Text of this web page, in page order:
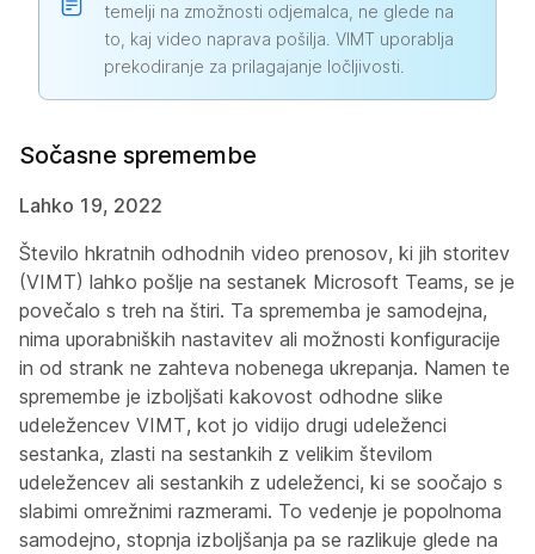
temelji na zmožnosti odjemalca, ne glede na
to, kaj video naprava pošilja. VIMT uporablja
prekodiranje za prilagajanje ločljivosti.
Sočasne spremembe
Lahko 19, 2022
Število hkratnih odhodnih video prenosov, ki jih storitev
(VIMT) lahko pošlje na sestanek Microsoft Teams, se je
povečalo s treh na štiri. Ta sprememba je samodejna,
nima uporabniških nastavitev ali možnosti konfiguracije
in od strank ne zahteva nobenega ukrepanja. Namen te
spremembe je izboljšati kakovost odhodne slike
udeležencev VIMT, kot jo vidijo drugi udeleženci
sestanka, zlasti na sestankih z velikim številom
udeležencev ali sestankih z udeleženci, ki se soočajo s
slabimi omrežnimi razmerami. To vedenje je popolnoma
samodejno, stopnja izboljšanja pa se razlikuje glede na